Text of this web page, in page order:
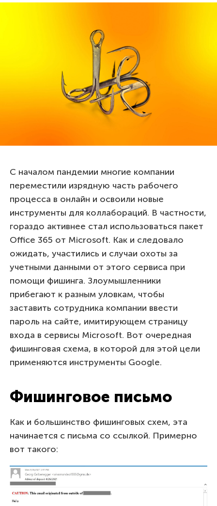
С началом пандемии многие компании
переместили изрядную часть рабочего
процесса в онлайн и освоили новые
инструменты для коллабораций. В частности,
гораздо активнее стал использоваться пакет
Office 365 от Microsoft. Как и следовало
ожидать, участились и случаи охоты за
учетными данными от этого сервиса при
помощи фишинга. Злоумышленники
прибегают к разным уловкам, чтобы
заставить сотрудника компании ввести
пароль на сайте, имитирующем страницу
входа в сервисы Microsoft. Вот очередная
фишинговая схема, в которой для этой цели
применяются инструменты Google.
Фишинговое письмо
Как и большинство фишинговых схем, эта
начинается с письма со ссылкой. Примерно
вот такого: